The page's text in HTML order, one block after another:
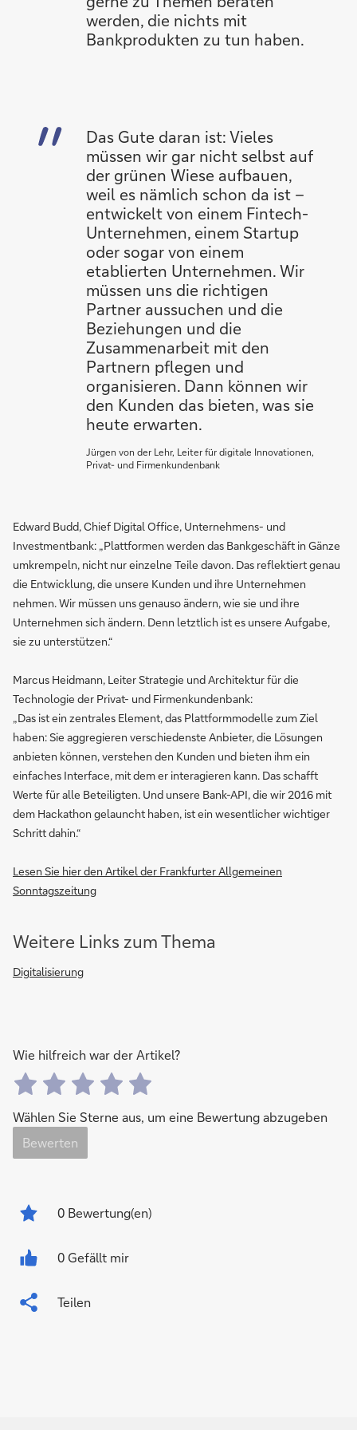
werden, die nichts mit
Bankprodukten zu tun haben.
Das Gute daran ist: Vieles
müssen wir gar nicht selbst auf
der grünen Wiese aufbauen,
weil es nämlich schon da ist –
entwickelt von einem Fintech-
Unternehmen, einem Startup
oder sogar von einem
etablierten Unternehmen. Wir
müssen uns die richtigen
Partner aussuchen und die
Beziehungen und die
Zusammenarbeit mit den
Partnern pflegen und
organisieren. Dann können wir
den Kunden das bieten, was sie
heute erwarten.
Jürgen von der Lehr, Leiter für digitale Innovationen,
Privat- und Firmenkundenbank
Edward Budd, Chief Digital Office, Unternehmens- und
Investmentbank: „Plattformen werden das Bankgeschäft in Gänze
umkrempeln, nicht nur einzelne Teile davon. Das reflektiert genau
die Entwicklung, die unsere Kunden und ihre Unternehmen
nehmen. Wir müssen uns genauso ändern, wie sie und ihre
Unternehmen sich ändern. Denn letztlich ist es unsere Aufgabe,
sie zu unterstützen.“
Marcus Heidmann, Leiter Strategie und Architektur für die
Technologie der Privat- und Firmenkundenbank:
„Das ist ein zentrales Element, das Plattformmodelle zum Ziel
haben: Sie aggregieren verschiedenste Anbieter, die Lösungen
anbieten können, verstehen den Kunden und bieten ihm ein
einfaches Interface, mit dem er interagieren kann. Das schafft
Werte für alle Beteiligten. Und unsere Bank-API, die wir 2016 mit
dem Hackathon gelauncht haben, ist ein wesentlicher wichtiger
Schritt dahin.“
Lesen Sie hier den Artikel der Frankfurter Allgemeinen
Sonntagszeitung
Weitere Links zum Thema
Digitalisierung
Wie hilfreich war der Artikel?
Wählen Sie Sterne aus, um eine Bewertung abzugeben
Bewerten
0 Bewertung(en)
0 Gefällt mir
Teilen